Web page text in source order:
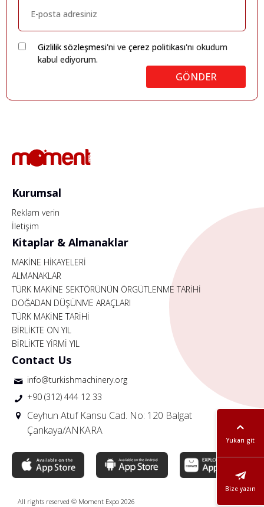
Gizlilik sözleşmesi'ni ve çerez politikası'nı okudum
kabul ediyorum.
GÖNDER
Yukarı git
Bize yazın
Kurumsal
Reklam verin
İletişim
Kitaplar & Almanaklar
MAKİNE HİKAYELERİ
ALMANAKLAR
TÜRK MAKİNE SEKTÖRÜNÜN ÖRGÜTLENME TARİHİ
DOĞADAN DÜŞÜNME ARAÇLARI
TÜRK MAKİNE TARİHİ
BİRLİKTE ON YIL
BİRLİKTE YİRMİ YIL
Contact Us
info@turkishmachinery.org
+90 (312) 444 12 33
Ceyhun Atuf Kansu Cad. No: 120 Balgat
Çankaya/ANKARA
All rights reserved © Moment Expo 2026